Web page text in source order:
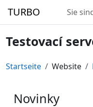
TURBO Sie
Testovací
Startseite Website
Novinky